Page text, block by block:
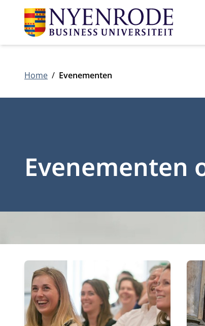
Home Evenementen
Evenementen
31 evenementen